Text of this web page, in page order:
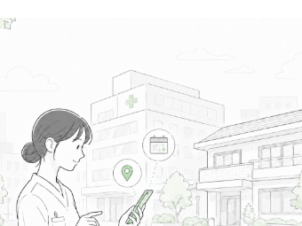
診療科
境で、心機一転して新しい気持ちでスタートできます。
この周辺の募集を確認 →
クリニック 気になる
眞内科クリニック